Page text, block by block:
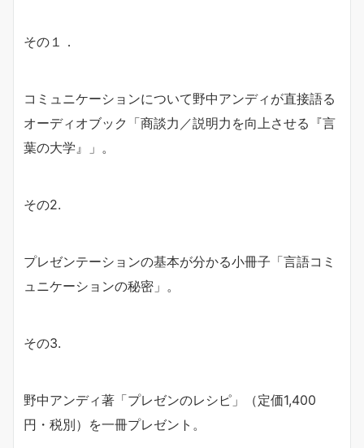
その１．
コミュニケーションについて野中アンディが直接語る
オーディオブック「商談力／説明力を向上させる『言
葉の大学』」。
その2.
プレゼンテーションの基本が分かる小冊子「言語コミ
ュニケーションの秘密」。
その3.
野中アンディ著「プレゼンのレシピ」（定価1,400
円・税別）を一冊プレゼント。